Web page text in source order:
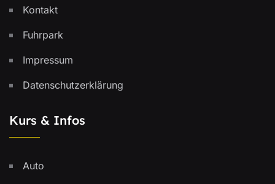
Kontakt
Fuhrpark
Impressum
Datenschutzerklärung
Kurs & Infos
Auto